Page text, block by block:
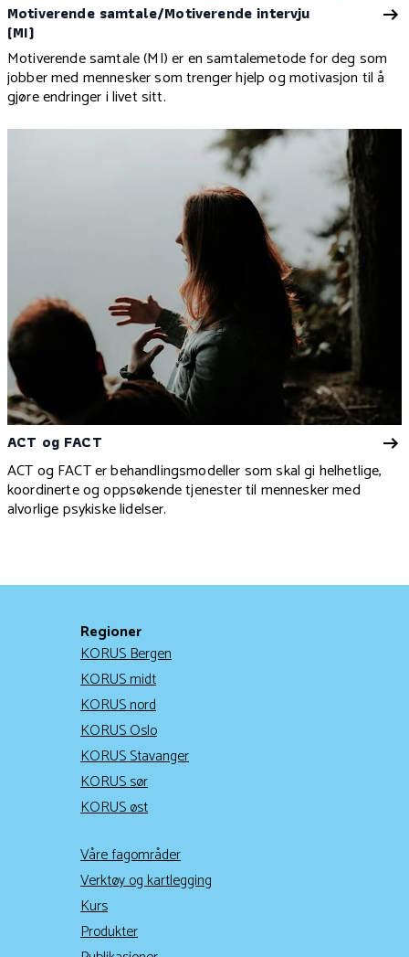
Motiverende samtale/Motiverende intervju
(MI)
Motiverende samtale (MI) er en samtalemetode for deg som
jobber med mennesker som trenger hjelp og motivasjon til å
gjøre endringer i livet sitt.
ACT og FACT
ACT og FACT er behandlingsmodeller som skal gi helhetlige,
koordinerte og oppsøkende tjenester til mennesker med
alvorlige psykiske lidelser.
Regioner
KORUS Bergen
KORUS midt
KORUS nord
KORUS Oslo
KORUS Stavanger
KORUS sør
KORUS øst
Våre fagområder
Verktøy og kartlegging
Kurs
Produkter